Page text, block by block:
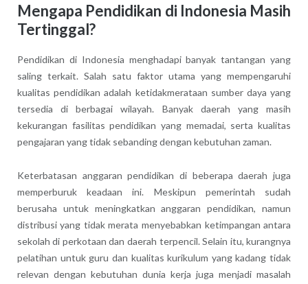
Mengapa Pendidikan di Indonesia Masih
Tertinggal?
Pendidikan di Indonesia menghadapi banyak tantangan yang
saling terkait. Salah satu faktor utama yang mempengaruhi
kualitas pendidikan adalah ketidakmerataan sumber daya yang
tersedia di berbagai wilayah. Banyak daerah yang masih
kekurangan fasilitas pendidikan yang memadai, serta kualitas
pengajaran yang tidak sebanding dengan kebutuhan zaman.
Keterbatasan anggaran pendidikan di beberapa daerah juga
memperburuk keadaan ini. Meskipun pemerintah sudah
berusaha untuk meningkatkan anggaran pendidikan, namun
distribusi yang tidak merata menyebabkan ketimpangan antara
sekolah di perkotaan dan daerah terpencil. Selain itu, kurangnya
pelatihan untuk guru dan kualitas kurikulum yang kadang tidak
relevan dengan kebutuhan dunia kerja juga menjadi masalah